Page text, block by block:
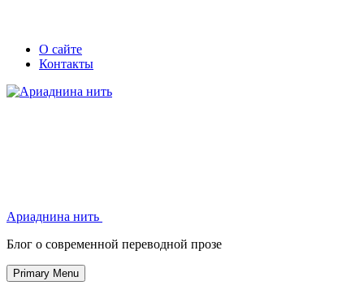
Skip
Secondary
left
navigation
Secondary
right
navigation
О сайте
Контакты
Ариаднина нить
Блог о современной переводной прозе
Primary Menu